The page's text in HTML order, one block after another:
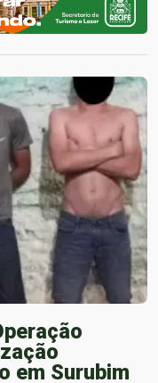
em Surubim